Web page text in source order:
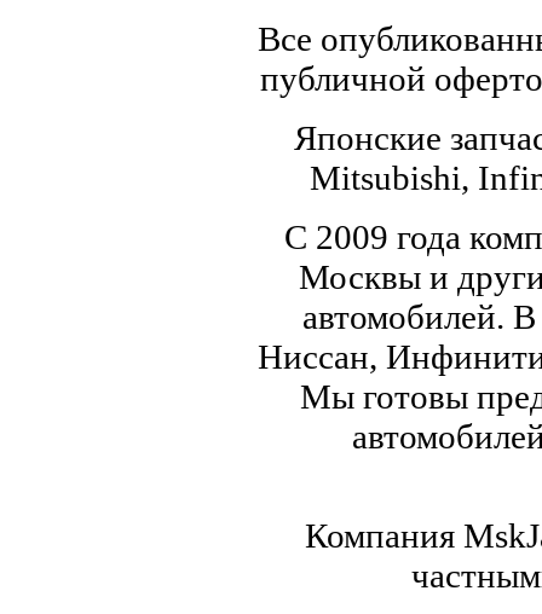
Все
публичной
Японские
Mitsubishi,
С 2009 года
Москвы и
автомобилей.
Ниссан,
Мы готовы
Компания